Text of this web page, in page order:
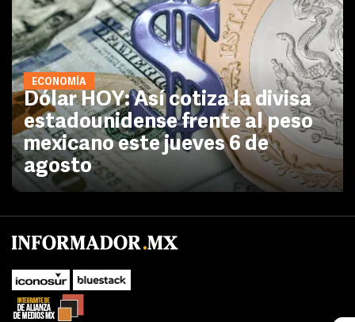
ECONOMÍA
Dólar HOY: Así cotiza la divisa
estadounidense frente al peso
mexicano este jueves 6 de
agosto